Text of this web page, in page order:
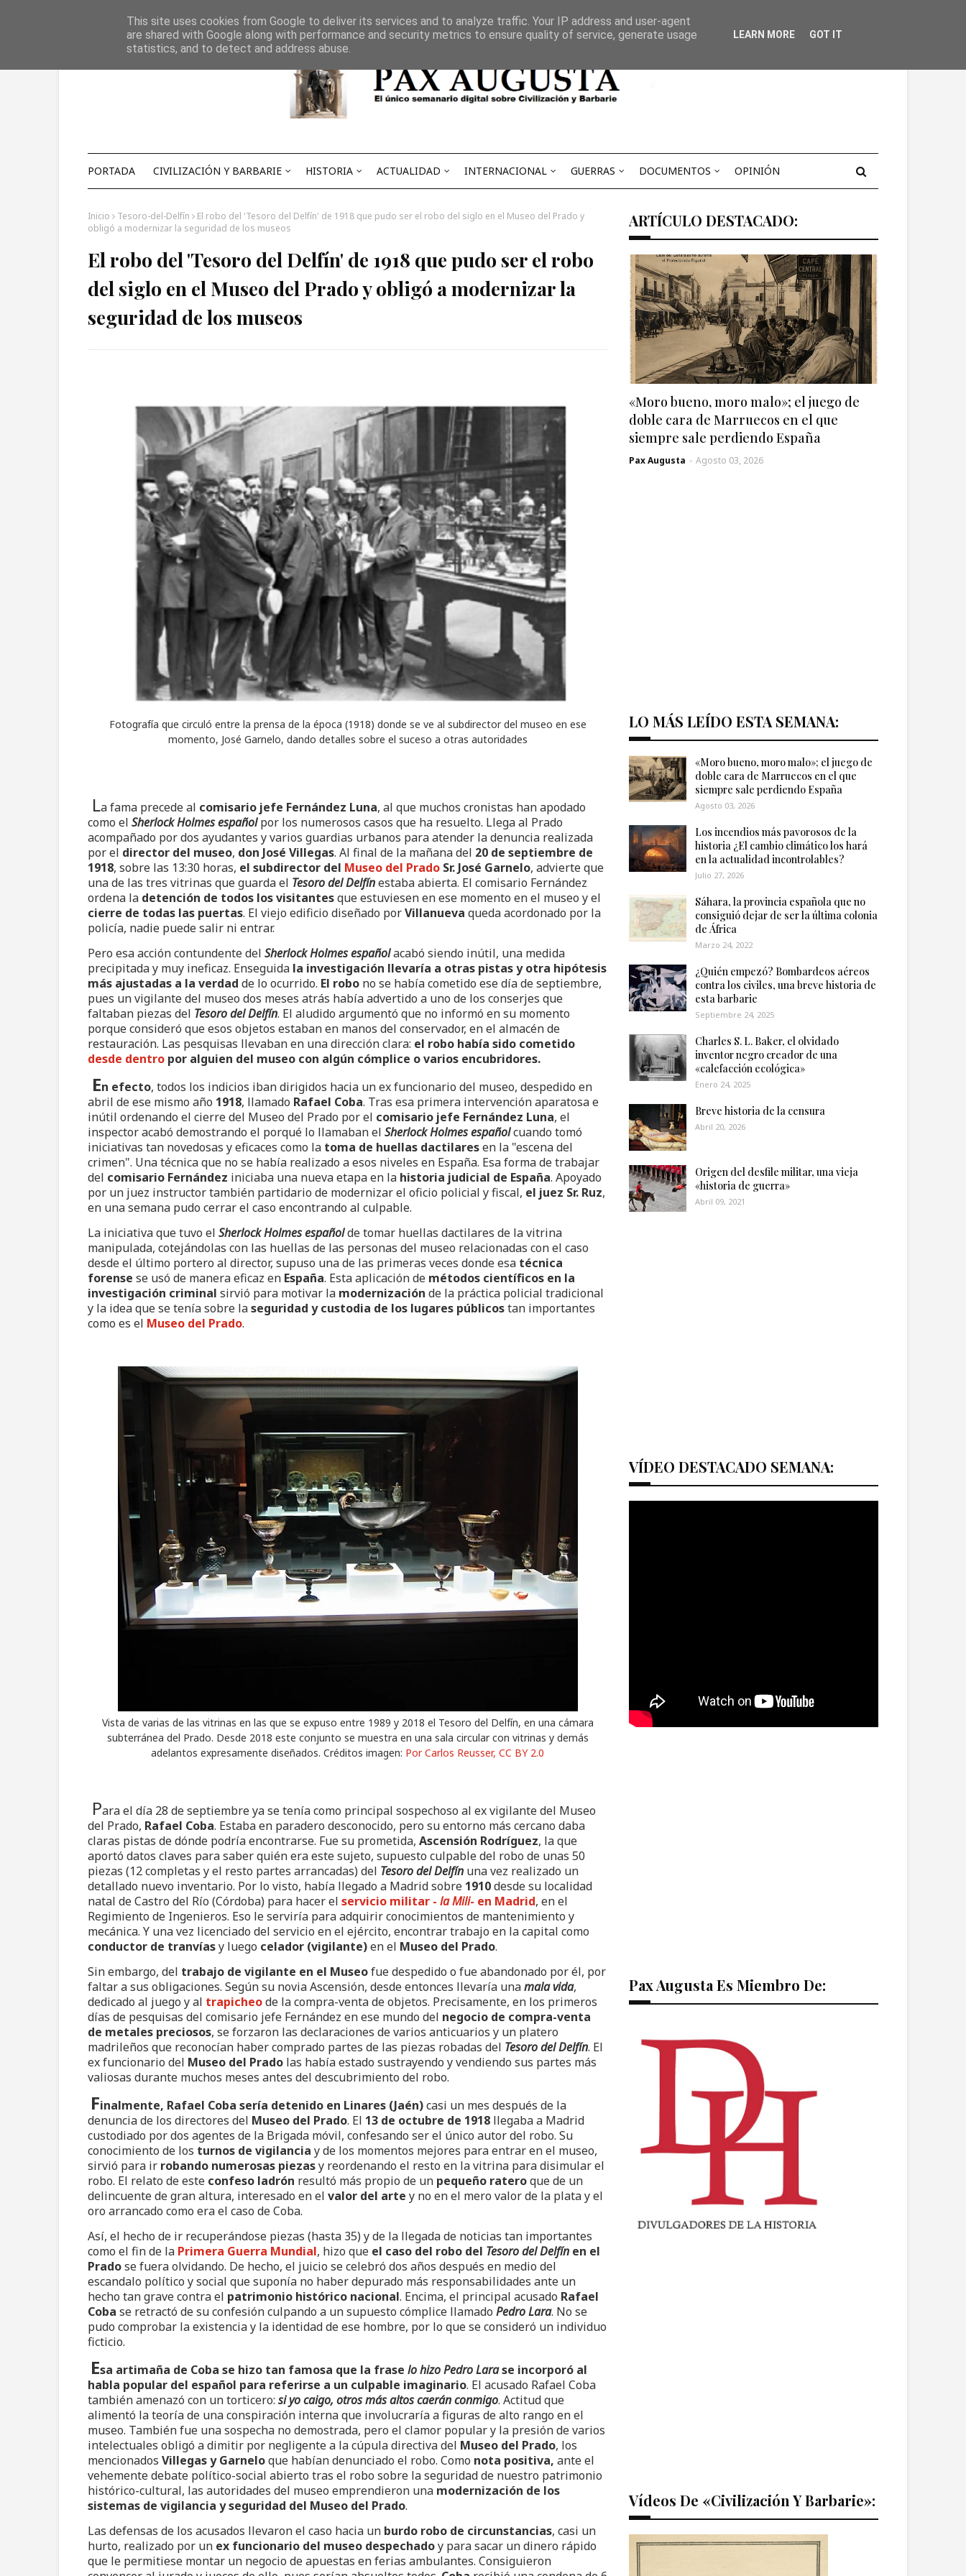
PORTADA CIVILIZACIÓN Y BARBARIE HISTORIA ACTUALIDAD INTERNACIONAL GUERRAS DOCUMENTOS OPINIÓN
Inicio Tesoro-del-Delfín
El robo del 'Tesoro del Delfín' de 1918 que pudo ser el robo del siglo en el Museo del Prado y
obligó a modernizar la seguridad de los museos
El robo del 'Tesoro del Delfín' de 1918 que pudo ser el robo
del siglo en el Museo del Prado y obligó a modernizar la
seguridad de los museos
Fotografía que circuló entre la prensa de la época (1918) donde se ve al subdirector del museo en ese
momento, José Garnelo, dando detalles sobre el suceso a otras autoridades
La fama precede al comisario jefe Fernández Luna, al que muchos cronistas han apodado
como el Sherlock Holmes español por los numerosos casos que ha resuelto. Llega al Prado
acompañado por dos ayudantes y varios guardias urbanos para atender la denuncia realizada
por el director del museo, don José Villegas. Al final de la mañana del 20 de septiembre de
1918, sobre las 13:30 horas, el subdirector del Museo del Prado Sr. José Garnelo, advierte que
una de las tres vitrinas que guarda el Tesoro del Delfínestaba abierta. El comisario Fernández
ordena la detención de todos los visitantesque estuviesen en ese momento en el museo y el
cierre de todas las puertas. El viejo edificio diseñado porVillanueva queda acordonado por la
policía, nadie puede salir ni entrar.
Pero esa acción contundente del Sherlock Holmes españolacabó siendo inútil, una medida
precipitada y muy ineficaz. Enseguida la investigación llevaría a otras pistas y otra hipótesis
más ajustadas a la verdad de lo ocurrido. El robo no se había cometido ese día de septiembre,
pues un vigilante del museo dos meses atrás había advertido a uno de los conserjes que
faltaban piezas del Tesoro del Delfín. El aludido argumentó que no informó en su momento
porque consideró que esos objetos estaban en manos del conservador, en el almacén de
restauración. Las pesquisas llevaban en una dirección clara: el robo había sido cometido
desde dentro por alguien del museo con algún cómplice o varios encubridores.
En efecto, todos los indicios iban dirigidos hacia un ex funcionario del museo, despedido en
abril de ese mismo año 1918, llamado Rafael Coba. Tras esa primera intervención aparatosa e
inútil ordenando el cierre del Museo del Prado por el comisario jefe Fernández Luna, el
inspector acabó demostrando el porqué lo llamaban el Sherlock Holmes españolcuando tomó
iniciativas tan novedosas y eficaces como la toma de huellas dactilaresen la "escena del
crimen". Una técnica que no se había realizado a esos niveles en España. Esa forma de trabajar
del comisario Fernández iniciaba una nueva etapa en la historia judicial de España. Apoyado
por un juez instructor también partidario de modernizar el oficio policial y fiscal, el juez Sr. Ruz,
en una semana pudo cerrar el caso encontrando al culpable.
La iniciativa que tuvo el Sherlock Holmes españolde tomar huellas dactilares de la vitrina
manipulada, cotejándolas con las huellas de las personas del museo relacionadas con el caso
desde el último portero al director, supuso una de las primeras veces donde esa técnica
forense se usó de manera eficaz en España. Esta aplicación de métodos científicos en la
investigación criminal sirvió para motivar la modernización de la práctica policial tradicional
y la idea que se tenía sobre laseguridad y custodia de los lugares públicostan importantes
como es el Museo del Prado.
Vista de varias de las vitrinas en las que se expuso entre 1989 y 2018 el Tesoro del Delfín, en una cámara
subterránea del Prado. Desde 2018 este conjunto se muestra en una sala circular con vitrinas y demás
adelantos expresamente diseñados. Créditos imagen: Por Carlos Reusser, CC BY 2.0
Para el día 28 de septiembre ya se tenía como principal sospechoso al ex vigilante del Museo
del Prado, Rafael Coba. Estaba en paradero desconocido, pero su entorno más cercano daba
claras pistas de dónde podría encontrarse. Fue su prometida, Ascensión Rodríguez, la que
aportó datos claves para saber quién era este sujeto, supuesto culpable del robo de unas 50
piezas (12 completas y el resto partes arrancadas) del Tesoro del Delfín una vez realizado un
detallado nuevo inventario. Por lo visto, había llegado a Madrid sobre 1910desde su localidad
natal de Castro del Río (Córdoba) para hacer el servicio militar - la Mili- en Madrid, en el
Regimiento de Ingenieros. Eso le serviría para adquirir conocimientos de mantenimiento y
mecánica. Y una vez licenciado del servicio en el ejército, encontrar trabajo en la capital como
conductor de tranvíasy luego celador (vigilante)en el Museo del Prado.
Sin embargo, del trabajo de vigilante en el Museofue despedido o fue abandonado por él, por
faltar a sus obligaciones. Según su novia Ascensión, desde entonces llevaría unamala vida,
dedicado al juego y al trapicheode la compra-venta de objetos. Precisamente, en los primeros
días de pesquisas del comisario jefe Fernández en ese mundo del negocio de compra-venta
de metales preciosos, se forzaron las declaraciones de varios anticuarios y un platero
madrileños que reconocían haber comprado partes de las piezas robadas del Tesoro del Delfín. El
ex funcionario del Museo del Prado las había estado sustrayendo y vendiendo sus partes más
valiosas durante muchos meses antes del descubrimiento del robo.
Finalmente, Rafael Coba sería detenido en Linares (Jaén)casi un mes después de la
denuncia de los directores del Museo del Prado. El 13 de octubre de 1918 llegaba a Madrid
custodiado por dos agentes de la Brigada móvil, confesando ser el único autor del robo. Su
conocimiento de los turnos de vigilancia y de los momentos mejores para entrar en el museo,
sirvió para ir robando numerosas piezasy reordenando el resto en la vitrina para disimular el
robo. El relato de este confeso ladrón resultó más propio de un pequeño rateroque de un
delincuente de gran altura, interesado en el valor del arte y no en el mero valor de la plata y el
oro arrancado como era el caso de Coba.
Así, el hecho de ir recuperándose piezas (hasta 35) y de la llegada de noticias tan importantes
como el fin de la Primera Guerra Mundial, hizo que el caso del robo del Tesoro del Delfín en el
Pradose fuera olvidando. De hecho, el juicio se celebró dos años después en medio del
escandalo político y social que suponía no haber depurado más responsabilidades ante un
hecho tan grave contra el patrimonio histórico nacional. Encima, el principal acusado Rafael
Coba se retractó de su confesión culpando a un supuesto cómplice llamado Pedro Lara. No se
pudo comprobar la existencia y la identidad de ese hombre, por lo que se consideró un individuo
ficticio.
Esa artimaña de Coba se hizo tan famosa que la frase lo hizo Pedro Larase incorporó al
habla popular del español para referirse a un culpable imaginario. El acusado Rafael Coba
también amenazó con un torticero: si yo caigo, otros más altos caerán conmigo. Actitud que
alimentó la teoría de una conspiración interna que involucraría a figuras de alto rango en el
museo. También fue una sospecha no demostrada, pero el clamor popular y la presión de varios
intelectuales obligó a dimitir por negligente a la cúpula directiva del Museo del Prado, los
mencionados Villegas y Garneloque habían denunciado el robo. Como nota positiva, ante el
vehemente debate político-social abierto tras el robo sobre la seguridad de nuestro patrimonio
histórico-cultural, las autoridades del museo emprendieron una modernización de los
sistemas de vigilancia y seguridad del Museo del Prado.
Las defensas de los acusados llevaron el caso hacia un burdo robo de circunstancias, casi un
hurto, realizado por un ex funcionario del museo despechadoy para sacar un dinero rápido
que le permitiese montar un negocio de apuestas en ferias ambulantes. Consiguieron
ARTÍCULO DESTACADO:
«Moro bueno, moro malo»; el juego de
doble cara de Marruecos en el que
siempre sale perdiendo España
Pax Augusta - Agosto 03, 2026
LO MÁS LEÍDO ESTA SEMANA:
«Moro bueno, moro malo»; el juego de
doble cara de Marruecos en el que
siempre sale perdiendo España
Agosto 03, 2026
Los incendios más pavorosos de la
historia ¿El cambio climático los hará
en la actualidad incontrolables?
Julio 27, 2026
Sáhara, la provincia española que no
consiguió dejar de ser la última colonia
de África
Marzo 24, 2022
¿Quién empezó? Bombardeos aéreos
contra los civiles, una breve historia de
esta barbarie
Septiembre 24, 2025
Charles S. L. Baker, el olvidado
inventor negro creador de una
«calefacción ecológica»
Enero 24, 2025
Breve historia de la censura
Abril 20, 2026
Origen del desfile militar, una vieja
«historia de guerra»
Abril 09, 2021
VÍDEO DESTACADO SEMANA:
Pax Augusta Es Miembro De:
Vídeos De «Civilización Y Barbarie»:
This site uses cookies from Google to deliver its services and to analyze traffic. Your IP address and user-agent
are shared with Google along with performance and security metrics to ensure quality of service, generate usage
statistics, and to detect and address abuse.
LEARN MORE GOT IT